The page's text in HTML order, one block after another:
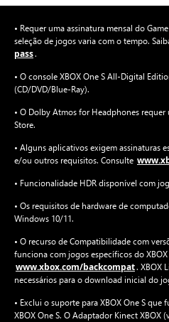
• Requer uma assinatura mensal do
seleção de jogos varia com o tempo.
pass.
• O console XBOX One S All-Digital
(CD/DVD/Blue-Ray).
• O Dolby Atmos for Headphones
Store.
• Alguns aplicativos exigem assinaturas
e/ou outros requisitos. Consulte
• Funcionalidade HDR disponível com
• Os requisitos de hardware de
Windows 10/11.
• O recurso de Compatibilidade com
funciona com jogos específicos do
www.xbox.com/backcompat. XBOX
necessários para o download inicial do
• Exclui o suporte para XBOX One S
XBOX One S. O Adaptador Kinect XBOX